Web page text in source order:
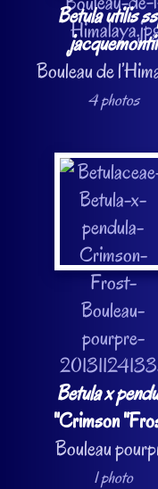
Betula utilis
jacquemontii
Bouleau de
4 photos
Betula x
"Crimson
Bouleau
1 photo